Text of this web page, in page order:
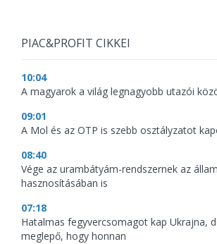
PIAC&PROFIT CIKKEI
10:04
A magyarok a világ legnagyobb utazói
09:01
A Mol és az OTP is szebb osztályzatot
08:40
Vége az urambátyám-rendszernek az
hasznosításában is
07:18
Hatalmas fegyvercsomagot kap Ukrajna,
meglepő, hogy honnan